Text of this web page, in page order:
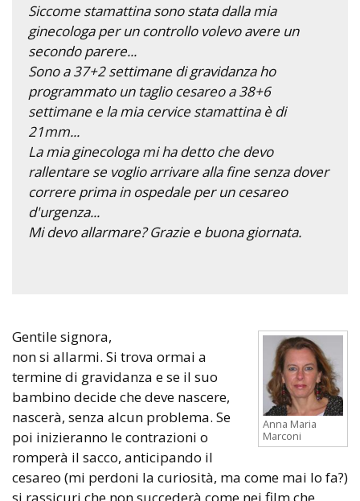
Siccome stamattina sono stata dalla mia
ginecologa per un controllo volevo avere un
secondo parere...
Sono a 37+2 settimane di gravidanza ho
programmato un taglio cesareo a 38+6
settimane e la mia cervice stamattina è di
21mm...
La mia ginecologa mi ha detto che devo
rallentare se voglio arrivare alla fine senza dover
correre prima in ospedale per un cesareo
d'urgenza...
Mi devo allarmare? Grazie e buona giornata.
Anna Maria
Marconi
Gentile signora,
non si allarmi. Si trova ormai a
termine di gravidanza e se il suo
bambino decide che deve nascere,
nascerà, senza alcun problema. Se
poi inizieranno le contrazioni o
romperà il sacco, anticipando il
cesareo (mi perdoni la curiosità, ma come mai lo fa?)